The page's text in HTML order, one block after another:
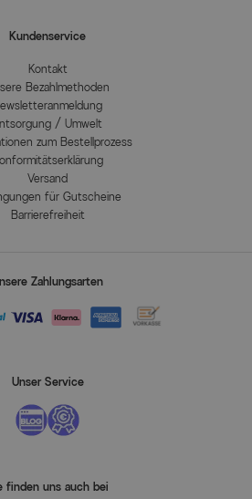
Kundenservice
Kontakt
Bezahlmethoden
/ Umwelt
zum Bestellprozess
Versand
für Gutscheine
Barrierefreiheit
Zahlungsarten
Unser Service
finden uns auch bei